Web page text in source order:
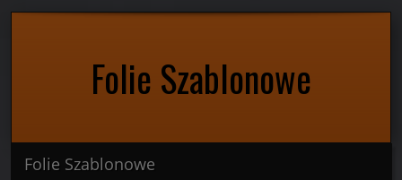
Folie Szablonowe
Folie Szablonowe